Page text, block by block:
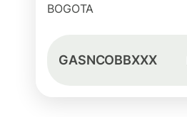
BOGOTA
GASNCOBBXXX